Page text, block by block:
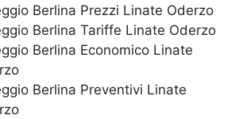
Berlina Prezzi Linate Oderzo
Berlina Tariffe Linate Oderzo
Berlina Economico Linate
Berlina Preventivi Linate